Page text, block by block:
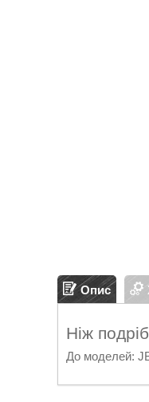
Опис
Ніж
До моделей: